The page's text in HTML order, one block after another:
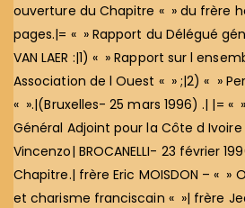
ouverture du Chapitre « » du frère
pages.|= « » Rapport du Délégué
VAN LAER :|1) « » Rapport sur l
Association de l Ouest « » ;|2) « »
« ».|(Bruxelles- 25 mars 1996) .| |= «
Général Adjoint pour la Côte d
Vincenzo| BROCANELLI- 23 février
Chapitre.| frère Eric MOISDON – « »
et charisme franciscain « »| frère